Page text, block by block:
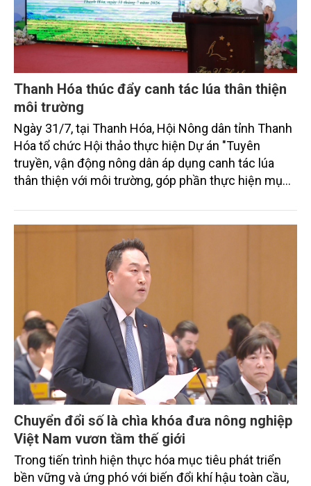
Thanh Hóa thúc đẩy canh tác lúa thân thiện
môi trường
Ngày 31/7, tại Thanh Hóa, Hội Nông dân tỉnh Thanh
Hóa tổ chức Hội thảo thực hiện Dự án "Tuyên
truyền, vận động nông dân áp dụng canh tác lúa
thân thiện với môi trường, góp phần thực hiện mục
trình thu hút sự tham gia của đông đảo đại biểu đến
từ các cơ quan quản lý nhà nước, đơn vị nghiên cứu,
doanh nghiệp, hợp tác xã và nông dân đang trực
tiếp triển khai mô hình sản xuất lúa phát thải thấp.
Chuyển đổi số là chìa khóa đưa nông nghiệp
Việt Nam vươn tầm thế giới
Trong tiến trình hiện thực hóa mục tiêu phát triển
bền vững và ứng phó với biến đổi khí hậu toàn cầu,